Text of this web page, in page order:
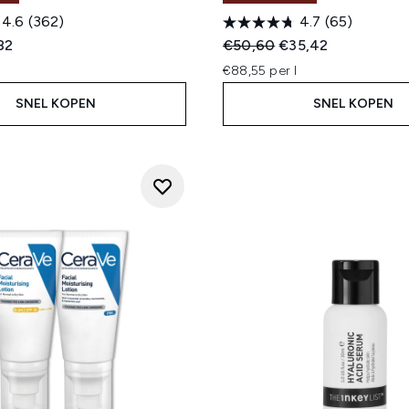
4.6 (362)
Retail Price:
prijs:
SNEL KOPEN
4.7 (65)
Recommended Retail
€50,60Huidige prijs:
€35,42
€88,55 per l
SNEL KOPEN